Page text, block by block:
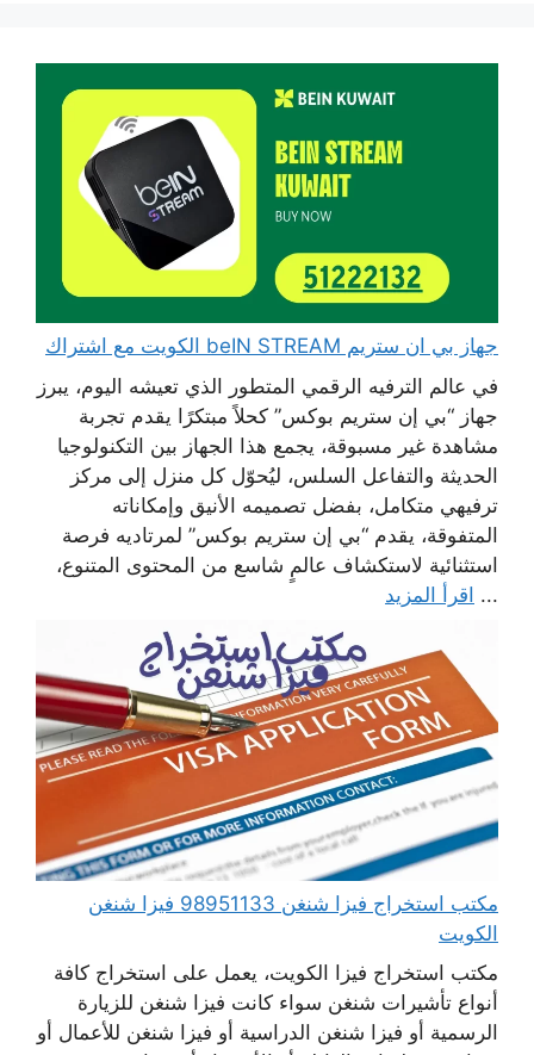
جهاز بي ان ستريم beIN STREAM الكويت مع اشتراك
في عالم الترفيه الرقمي المتطور الذي تعيشه اليوم، يبرز
جهاز “بي إن ستريم بوكس” كحلاً مبتكرًا يقدم تجربة
مشاهدة غير مسبوقة، يجمع هذا الجهاز بين التكنولوجيا
الحديثة والتفاعل السلس، ليُحوّل كل منزل إلى مركز
ترفيهي متكامل، بفضل تصميمه الأنيق وإمكاناته
المتفوقة، يقدم “بي إن ستريم بوكس” لمرتاديه فرصة
استثنائية لاستكشاف عالمٍ شاسع من المحتوى المتنوع،
... اقرأ المزيد
مكتب استخراج فيزا شنغن 98951133 فيزا شنغن
الكويت
مكتب استخراج فيزا الكويت، يعمل على استخراج كافة
أنواع تأشيرات شنغن سواء كانت فيزا شنغن للزيارة
الرسمية أو فيزا شنغن الدراسية أو فيزا شنغن للأعمال أو